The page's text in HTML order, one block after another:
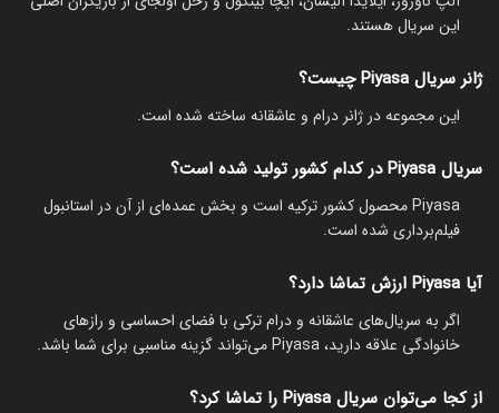
این سریال هستند.
ژانر سریال Piyasa چیست؟
این مجموعه در ژانر درام و عاشقانه ساخته شده است.
سریال Piyasa در کدام کشور تولید شده است؟
Piyasa محصول کشور ترکیه است و بخش عمده‌ای از آن در استانبول
فیلم‌برداری شده است.
آیا Piyasa ارزش تماشا دارد؟
اگر به سریال‌های عاشقانه و درام ترکی با فضای احساسی و رازهای
خانوادگی علاقه دارید، Piyasa می‌تواند گزینه مناسبی برای شما باشد.
از کجا می‌توان سریال Piyasa را تماشا کرد؟